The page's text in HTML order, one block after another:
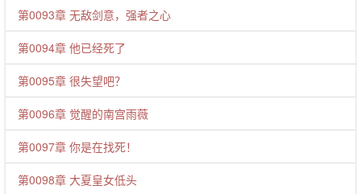
第0093章 无敌剑意，强者之心
第0094章 他已经死了
第0095章 很失望吧？
第0096章 觉醒的南宫雨薇
第0097章 你是在找死！
第0098章 大夏皇女低头